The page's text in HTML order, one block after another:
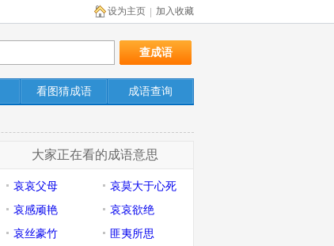
加入收藏
设为主页
看图猜成语 成语查询
大家正在看的成语意思
哀哀父母
哀莫大于心死
哀感顽艳
哀哀欲绝
哀丝豪竹
匪夷所思